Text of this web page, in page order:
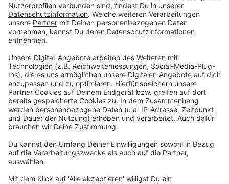
Studio Hotline
Kontaktformular
Sprachnachricht